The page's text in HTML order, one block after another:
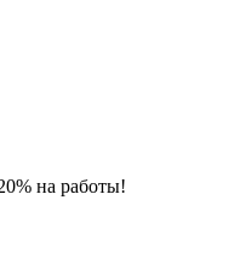
на работы!